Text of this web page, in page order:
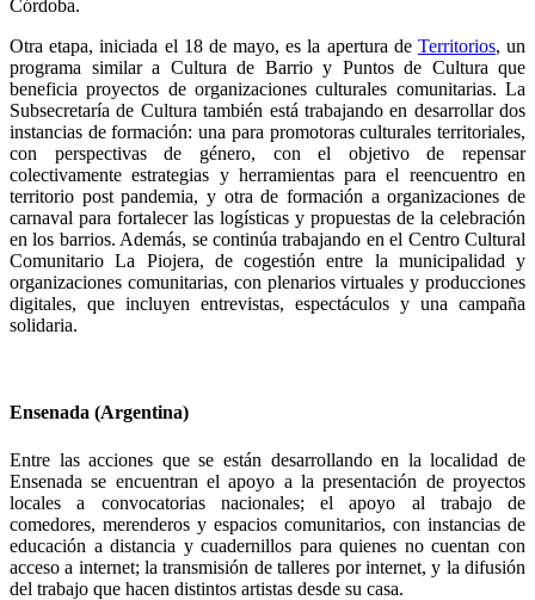
Córdoba.
Otra etapa, iniciada el 18 de mayo, es la apertura de Territorios, un
programa similar a Cultura de Barrio y Puntos de Cultura que
beneficia proyectos de organizaciones culturales comunitarias. La
Subsecretaría de Cultura también está trabajando en desarrollar dos
instancias de formación: una para promotoras culturales territoriales,
con perspectivas de género, con el objetivo de repensar
colectivamente estrategias y herramientas para el reencuentro en
territorio post pandemia, y otra de formación a organizaciones de
carnaval para fortalecer las logísticas y propuestas de la celebración
en los barrios. Además, se continúa trabajando en el Centro Cultural
Comunitario La Piojera, de cogestión entre la municipalidad y
organizaciones comunitarias, con plenarios virtuales y producciones
digitales, que incluyen entrevistas, espectáculos y una campaña
solidaria.
Ensenada (Argentina)
Entre las acciones que se están desarrollando en la localidad de
Ensenada se encuentran el apoyo a la presentación de proyectos
locales a convocatorias nacionales; el apoyo al trabajo de
comedores, merenderos y espacios comunitarios, con instancias de
educación a distancia y cuadernillos para quienes no cuentan con
acceso a internet; la transmisión de talleres por internet, y la difusión
del trabajo que hacen distintos artistas desde su casa.